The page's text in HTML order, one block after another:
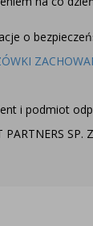
o
i podmiot
PARTNERS